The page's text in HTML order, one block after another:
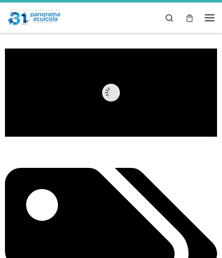
Skip to content Search